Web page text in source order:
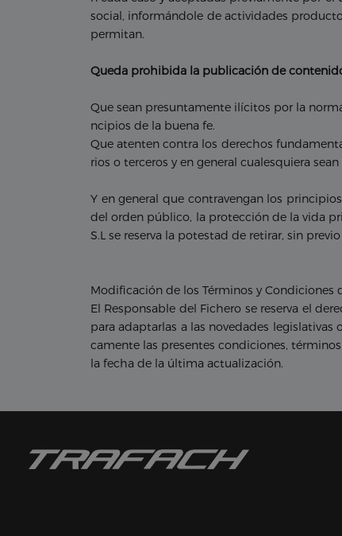
social, informándole de actividades
permitan.
Queda prohibida la publicación de
Que sean presuntamente ilícitos por la
ncipios de la buena fe.
Que atenten contra los derechos
rios o terceros y en general cualesquiera
Y en general que contravengan los
del orden público, la protección de la vida
S.L se reserva la potestad de retirar, sin
Modificación de los Términos y
El Responsable del Fichero se reserva el
para adaptarlas a las novedades
camente las presentes condiciones,
la fecha de la última actualización.